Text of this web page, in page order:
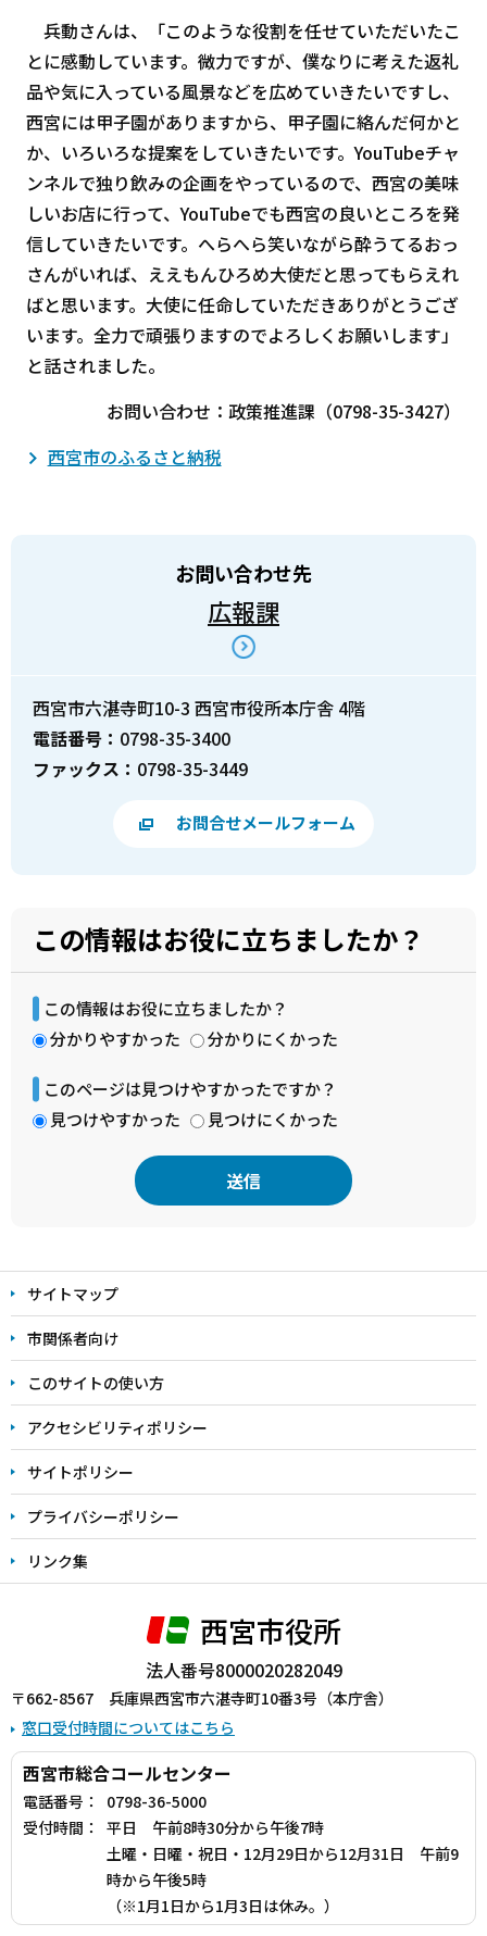
兵動さんは、「このような役割を任せていただいたこ
とに感動しています。微力ですが、僕なりに考えた返礼
品や気に入っている風景などを広めていきたいですし、
西宮には甲子園がありますから、甲子園に絡んだ何かと
か、いろいろな提案をしていきたいです。YouTubeチャ
ンネルで独り飲みの企画をやっているので、西宮の美味
しいお店に行って、YouTubeでも西宮の良いところを発
信していきたいです。へらへら笑いながら酔うてるおっ
さんがいれば、ええもんひろめ大使だと思ってもらえれ
ばと思います。大使に任命していただきありがとうござ
います。全力で頑張りますのでよろしくお願いします」
と話されました。
お問い合わせ：政策推進課（0798-35-3427）
西宮市のふるさと納税
お問い合わせ先
広報課
西宮市六湛寺町10-3 西宮市役所本庁舎 4階
電話番号： 0798-35-3400
ファックス： 0798-35-3449
お問合せメールフォーム
この情報はお役に立ちましたか？
この情報はお役に立ちましたか？
分かりやすかった
分かりにくかった
このページは見つけやすかったですか？
見つけやすかった
見つけにくかった
文
こ
こ
ま
で
サイトマップ
市関係者向け
このサイトの使い方
アクセシビリティポリシー
サイトポリシー
プライバシーポリシー
リンク集
西宮市役所
法人番号8000020282049
〒662-8567 兵庫県西宮市六湛寺町10番3号（本庁舎）
窓口受付時間についてはこちら
西宮市総合コールセンター
電話番号：
0798-36-5000
受付時間：
平日 午前8時30分から午後7時
土曜・日曜・祝日・12月29日から12月31日 午前9
時から午後5時
（※1月1日から1月3日は休み。）